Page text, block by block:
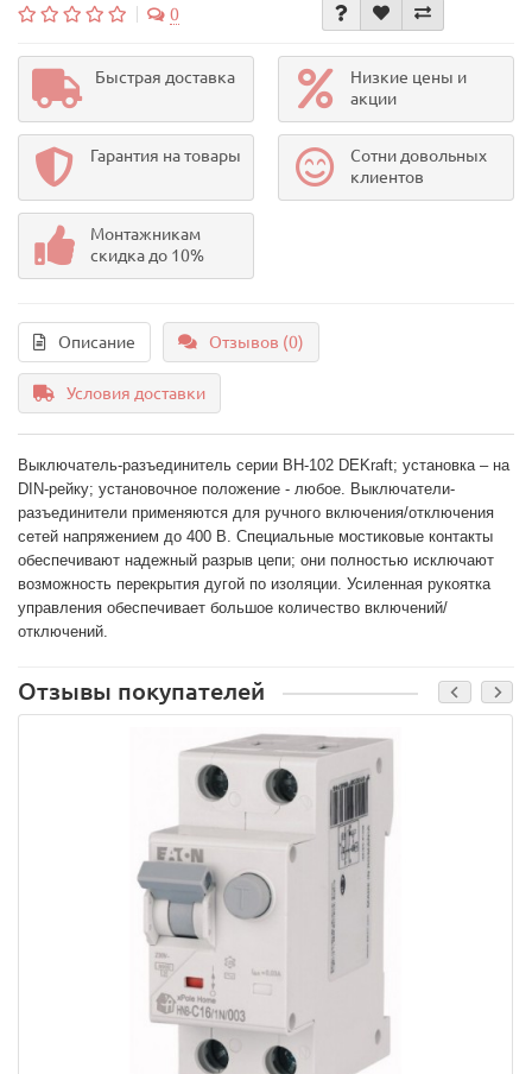
0
Быстрая доставка
Низкие цены и
акции
Гарантия на товары
Сотни довольных
клиентов
Монтажникам
скидка до 10%
Описание Отзывов (0)
Условия доставки
Выключатель-разъединитель серии ВН-102 DEKraft; установка – на
DIN-рейку; установочное положение - любое. Выключатели-
разъединители применяются для ручного включения/отключения
сетей напряжением до 400 В. Специальные мостиковые контакты
обеспечивают надежный разрыв цепи; они полностью исключают
возможность перекрытия дугой по изоляции. Усиленная рукоятка
управления обеспечивает большое количество включений/
отключений.
Отзывы покупателей